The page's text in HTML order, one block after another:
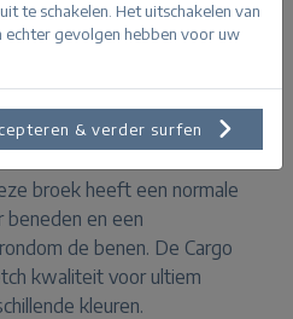
broek met een ceintuur in
broek heeft een normale
beneden en een
de benen. De Cargo
kwaliteit voor ultiem
kleuren.
te schakelen. Het uitschakelen van
echter gevolgen hebben voor uw
& verder surfen